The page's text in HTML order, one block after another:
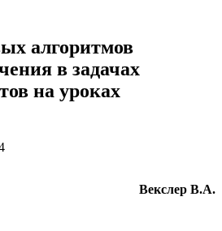
алгоритмов
в задачах
на уроках
Векслер В.А.